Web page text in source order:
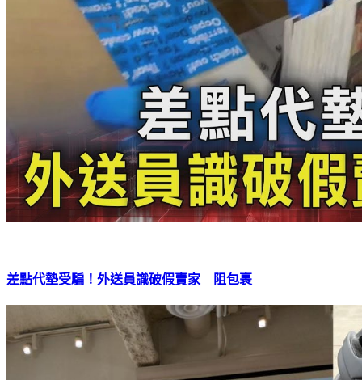
差點代墊受騙！外送員識破假賣家 阻包裹